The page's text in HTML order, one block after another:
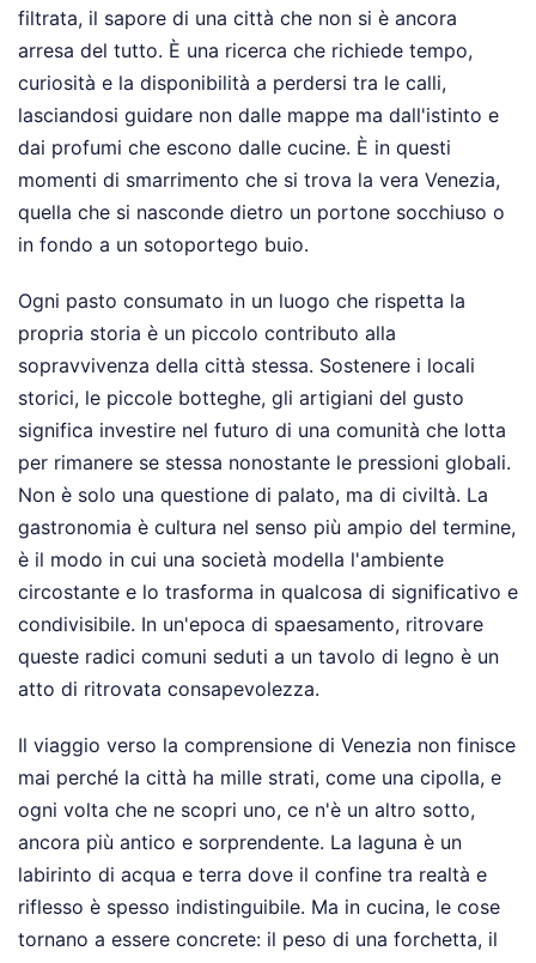
filtrata, il sapore di una città che non si è ancora
arresa del tutto. È una ricerca che richiede tempo,
curiosità e la disponibilità a perdersi tra le calli,
lasciandosi guidare non dalle mappe ma dall'istinto e
dai profumi che escono dalle cucine. È in questi
momenti di smarrimento che si trova la vera Venezia,
quella che si nasconde dietro un portone socchiuso o
in fondo a un sotoportego buio.
Ogni pasto consumato in un luogo che rispetta la
propria storia è un piccolo contributo alla
sopravvivenza della città stessa. Sostenere i locali
storici, le piccole botteghe, gli artigiani del gusto
significa investire nel futuro di una comunità che lotta
per rimanere se stessa nonostante le pressioni globali.
Non è solo una questione di palato, ma di civiltà. La
gastronomia è cultura nel senso più ampio del termine,
è il modo in cui una società modella l'ambiente
circostante e lo trasforma in qualcosa di significativo e
condivisibile. In un'epoca di spaesamento, ritrovare
queste radici comuni seduti a un tavolo di legno è un
atto di ritrovata consapevolezza.
Il viaggio verso la comprensione di Venezia non finisce
mai perché la città ha mille strati, come una cipolla, e
ogni volta che ne scopri uno, ce n'è un altro sotto,
ancora più antico e sorprendente. La laguna è un
labirinto di acqua e terra dove il confine tra realtà e
riflesso è spesso indistinguibile. Ma in cucina, le cose
tornano a essere concrete: il peso di una forchetta, il